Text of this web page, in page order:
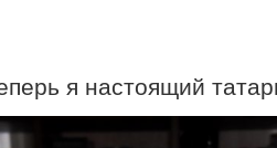
я настоящий